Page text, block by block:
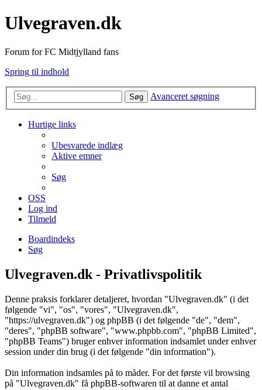
Ulvegraven.dk
Forum for FC Midtjylland fans
Spring til indhold
Søg Avanceret søgning
Hurtige links
Ubesvarede indlæg
Aktive emner
Søg
OSS
Log ind
Tilmeld
Boardindeks
Søg
Ulvegraven.dk - Privatlivspolitik
Denne praksis forklarer detaljeret, hvordan "Ulvegraven.dk" (i det
følgende "vi", "os", "vores", "Ulvegraven.dk",
"https://ulvegraven.dk") og phpBB (i det følgende "de", "dem",
"deres", "phpBB software", "www.phpbb.com", "phpBB Limited",
"phpBB Teams") bruger enhver information indsamlet under enhver
session under din brug (i det følgende "din information").
Din information indsamles på to måder. For det første vil browsing
på "Ulvegraven.dk" få phpBB-softwaren til at danne et antal